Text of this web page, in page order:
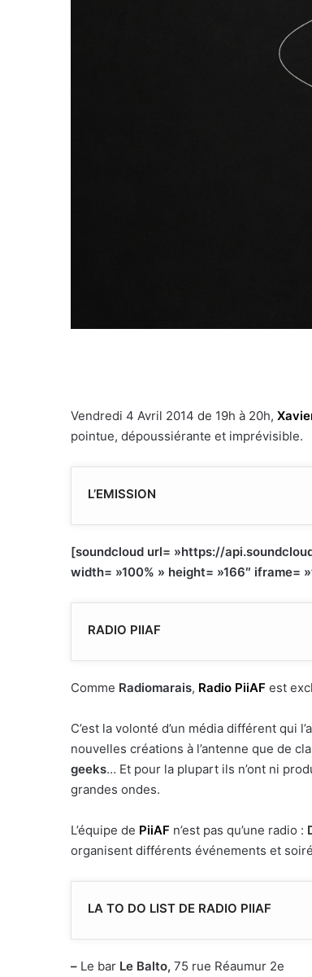
Vendredi 4 Avril 2014 de 19h à 20h,
pointue, dépoussiérante et imprévisible.
L’EMISSION
[soundcloud url= »https://
width= »100% » height= »166″ iframe=
RADIO PIIAF
Comme Radiomarais, Radio PiiAF est
C’est la volonté d’un média différent qui
nouvelles créations à l’antenne que de
geeks… Et pour la plupart ils n’ont ni
grandes ondes.
L’équipe de PiiAF n’est pas qu’une radio :
organisent différents événements et
LA TO DO LIST DE RADIO PIIAF
– Le bar Le Balto, 75 rue Réaumur 2e